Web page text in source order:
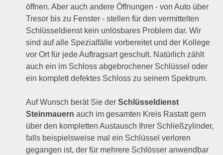
öffnen. Aber auch andere Öffnungen - von Auto über
Tresor bis zu Fenster - stellen für den vermittelten
Schlüsseldienst kein unlösbares Problem dar. Wir
sind auf alle Spezialfälle vorbereitet und der Kollege
vor Ort für jede Auftragsart geschult. Natürlich zählt
auch ein im Schloss abgebrochener Schlüssel oder
ein komplett defektes Schloss zu seinem Spektrum.
Auf Wunsch berät Sie derSchlüsseldienst
Steinmauern auch im gesamten Kreis Rastatt gern
über den kompletten Austausch Ihrer Schließzylinder,
falls beispielsweise mal ein Schlüssel verloren
gegangen ist, der für mehrere Schlösser anwendbar